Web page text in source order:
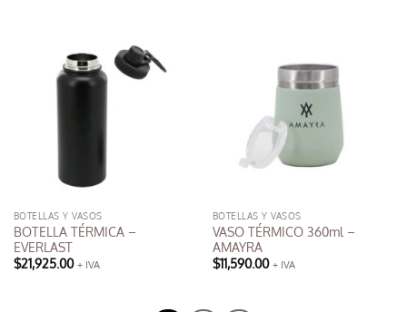
BOTELLAS Y VASOS
BOTELLA TÉRMICA –
EVERLAST
$21,925.00 + IVA
BOTELLAS Y VASOS
VASO TÉRMICO 360ml –
AMAYRA
$11,590.00 + IVA